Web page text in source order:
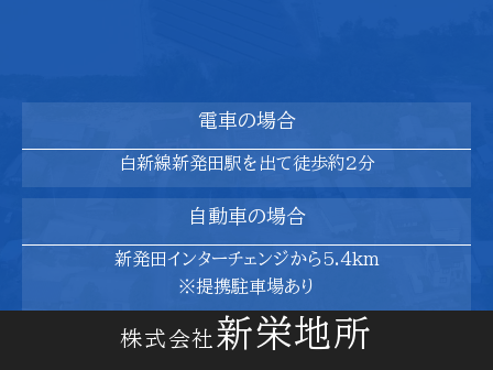
電車の場合
白新線新発田駅を出て徒歩約2分
自動車の場合
新発田インターチェンジから5.4km
※提携駐車場あり
株式会社 新栄地所